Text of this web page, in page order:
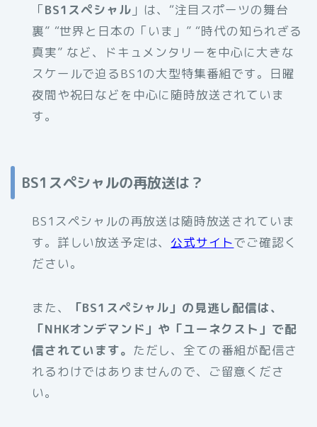
「BS1スペシャル 」は、“注目スポーツの舞台
裏” “世界と日本の「いま」” “時代の知られざる
真実” など、ドキュメンタリーを中心に大きな
スケールで迫るBS1の大型特集番組です。日曜
夜間や祝日などを中心に随時放送されていま
す。
BS1スペシャルの再放送は？
BS1スペシャルの再放送は随時放送されていま
す。詳しい放送予定は、 公式サイトでご確認く
ださい。
また、
「BS1スペシャル」の見逃し配信は、
「NHKオンデマンド」や「ユーネクスト」で配
信されています。 ただし、全ての番組が配信さ
れるわけではありませんので、ご留意くださ
い。